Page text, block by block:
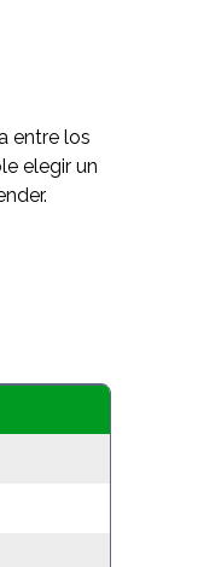
entre los
elegir un